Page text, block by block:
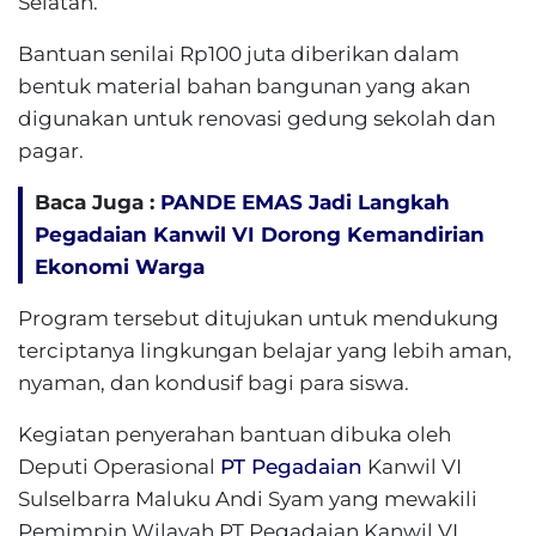
Bantuan senilai Rp100 juta diberikan dalam
bentuk material bahan bangunan yang akan
digunakan untuk renovasi gedung sekolah dan
pagar.
Baca Juga : PANDE EMAS Jadi Langkah
Pegadaian Kanwil VI Dorong Kemandirian
Ekonomi Warga
Program tersebut ditujukan untuk mendukung
terciptanya lingkungan belajar yang lebih aman,
nyaman, dan kondusif bagi para siswa.
Kegiatan penyerahan bantuan dibuka oleh
Deputi Operasional PT Pegadaian Kanwil VI
Sulselbarra Maluku Andi Syam yang mewakili
Pemimpin Wilayah PT Pegadaian Kanwil VI